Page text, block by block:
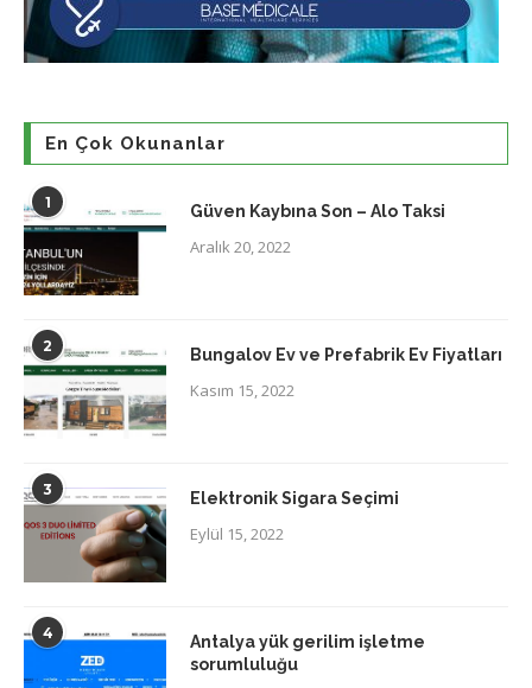
En Çok Okunanlar
1 Güven Kaybına Son – Alo Taksi
Aralık 20, 2022
2 Bungalov Ev ve Prefabrik Ev Fiyatları
Kasım 15, 2022
3 Elektronik Sigara Seçimi
Eylül 15, 2022
4
Antalya yük gerilim işletme
sorumluluğu